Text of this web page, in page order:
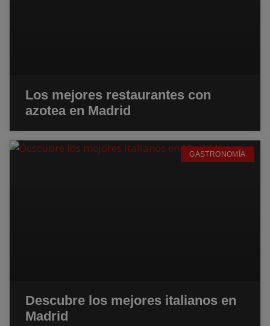
Los mejores restaurantes con
azotea en Madrid
GASTRONOMÍA
Descubre los mejores italianos en
Madrid